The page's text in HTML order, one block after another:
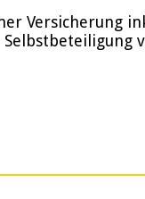
Versicherung